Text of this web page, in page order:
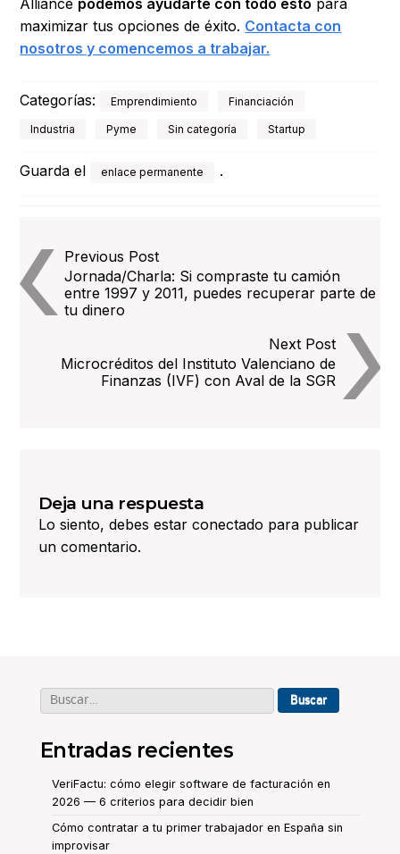
maximizar tus opciones de éxito. Contacta con
nosotros y comencemos a trabajar.
Categorías: Emprendimiento Financiación
Industria Pyme Sin categoría Startup
Guarda el enlace permanente .
Navegación
de
entradas
Previous Post
Jornada/Charla: Si compraste tu camión
entre 1997 y 2011, puedes recuperar parte de
tu dinero
Next Post
Microcréditos del Instituto Valenciano de
Finanzas (IVF) con Aval de la SGR
Deja una respuesta
Lo siento, debes estar conectado para publicar
un comentario.
Buscar:
Entradas recientes
VeriFactu: cómo elegir software de facturación en
2026 — 6 criterios para decidir bien
Cómo contratar a tu primer trabajador en España sin
improvisar